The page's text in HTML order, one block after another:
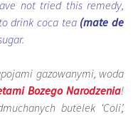
not tried this remedy,
drink coca tea (mate de
gazowanymi, woda
Bozego Narodzenia!
butelek ‘Coli’,